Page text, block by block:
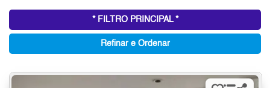
* FILTRO PRINCIPAL *
Refinar e Ordenar